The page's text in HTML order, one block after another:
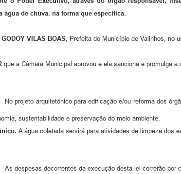
água de chuva, na forma que especifica.
GODOY VILAS BOAS, Prefeita do Município de Valinhos, no
que a Câmara Municipal aprovou e ela sanciona e promulga a
No projeto arquitetônico para edificação e/ou reforma dos
sustentabilidade e preservação do meio ambiente.
A água coletada servirá para atividades de limpeza dos
As despesas decorrentes da execução desta lei correrão